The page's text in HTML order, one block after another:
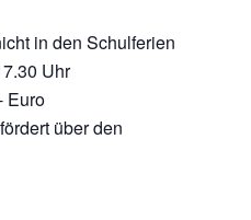
in den Schulferien
Uhr
Euro
über den